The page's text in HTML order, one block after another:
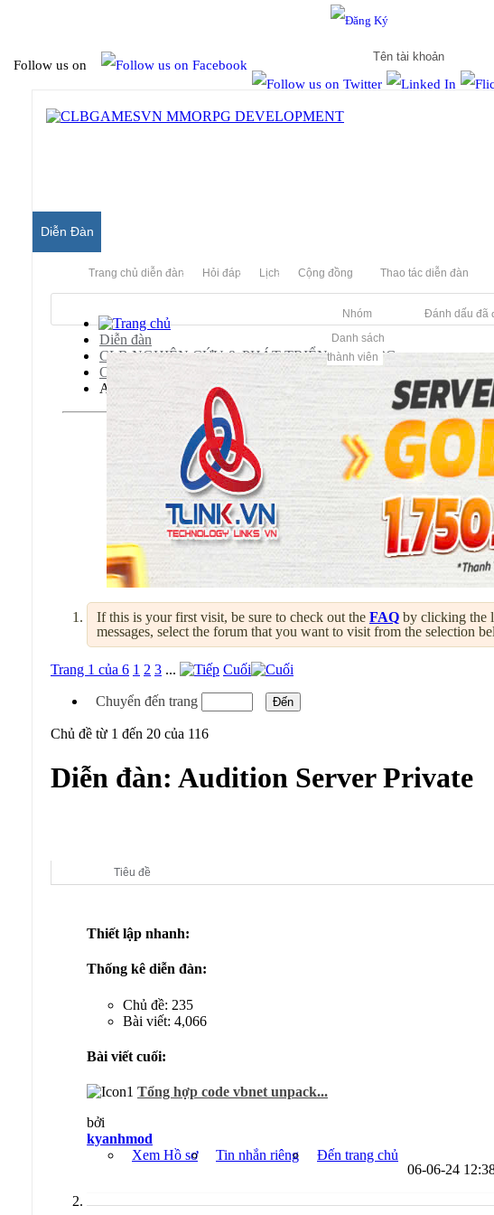
Follow us on
Diễn Đàn
Trang chủ diễn đàn Hỏi đáp Lịch Cộng đồng
Nhóm
Danh sách
thành viên
Thao tác diễn đàn
Đánh dấu đã
Diễn đàn
CLB NGHIÊN CỨU & PHÁT TRIỂN MMORPG
Old Archived Server
Audition Server Private
If this is your first visit, be sure to check out the FAQ by clicking the
messages, select the forum that you want to visit from the selection
Trang 1 của 6 1 2 3 ... Cuối
Chuyển đến trang
Chủ đề từ 1 đến 20 của 116
Diễn đàn: Audition Server Private
Tiêu đề
Thiết lập nhanh:
Thống kê diễn đàn:
Chủ đề: 235
Bài viết: 4,066
Bài viết cuối:
Tổng hợp code vbnet unpack...
bởi
kyanhmod
Xem Hồ sơ
Tin nhắn riêng
Đến trang chủ
06-06-24